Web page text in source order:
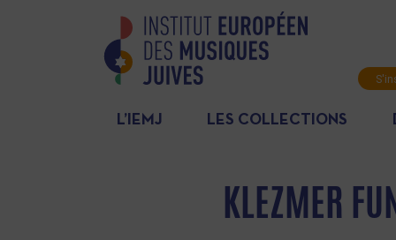
L’IEMJ LES COLLECTIONS
KLEZMER